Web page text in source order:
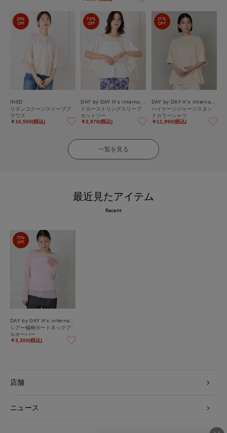
25%
OFF
INED
リネンコクーンスリーブブ
ラウス
￥16,500(税込)
70%
OFF
ドローストリングスリーブ
カットソー
￥2,970(税込)
27%
OFF
ハイゲージジャージスタン
ドカラーシャツ
￥11,990(税込)
一覧を見る
最近見たアイテム
Recent
72%
OFF
シアー楊柳ボートネックプ
ルオーバー
￥3,300(税込)
店舗
ニュース